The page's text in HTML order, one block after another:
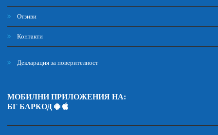
Отзиви
Контакти
Декларация за поверителност
МОБИЛНИ ПРИЛОЖЕНИЯ НА:
БГ БАРКОД